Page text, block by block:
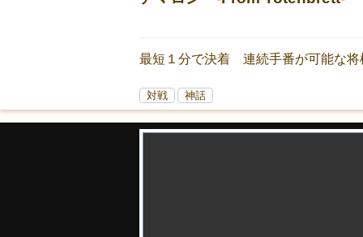
最短１分で決着 連続手番が可能な将
対戦 神話